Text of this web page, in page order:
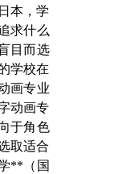
本，学
求什么
目而选
学校在
画专业
动画专
于角色
取适合
**（国